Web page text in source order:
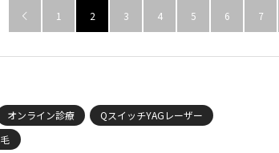
 1 2 3 4 5 6 7
オンライン診療
QスイッチYAGレーザー